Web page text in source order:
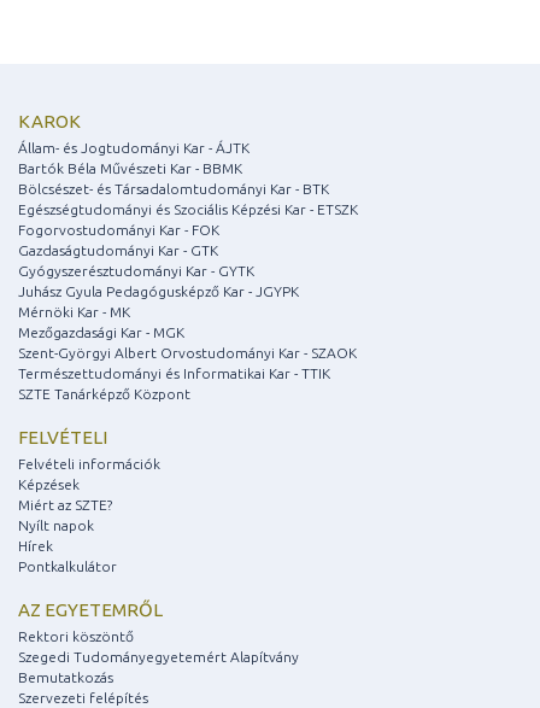
KAROK
Állam- és Jogtudományi Kar - ÁJTK
Bartók Béla Művészeti Kar - BBMK
Bölcsészet- és Társadalomtudományi Kar - BTK
Egészségtudományi és Szociális Képzési Kar - ETSZK
Fogorvostudományi Kar - FOK
Gazdaságtudományi Kar - GTK
Gyógyszerésztudományi Kar - GYTK
Juhász Gyula Pedagógusképző Kar - JGYPK
Mérnöki Kar - MK
Mezőgazdasági Kar - MGK
Szent-Györgyi Albert Orvostudományi Kar - SZAOK
Természettudományi és Informatikai Kar - TTIK
SZTE Tanárképző Központ
FELVÉTELI
Felvételi információk
Képzések
Miért az SZTE?
Nyílt napok
Hírek
Pontkalkulátor
AZ EGYETEMRŐL
Rektori köszöntő
Szegedi Tudományegyetemért Alapítvány
Bemutatkozás
Szervezeti felépítés